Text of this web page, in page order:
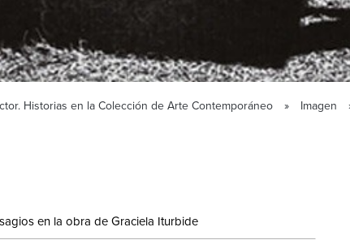
Historias en la Colección de Arte Contemporáneo Imagen
en la obra de Graciela Iturbide